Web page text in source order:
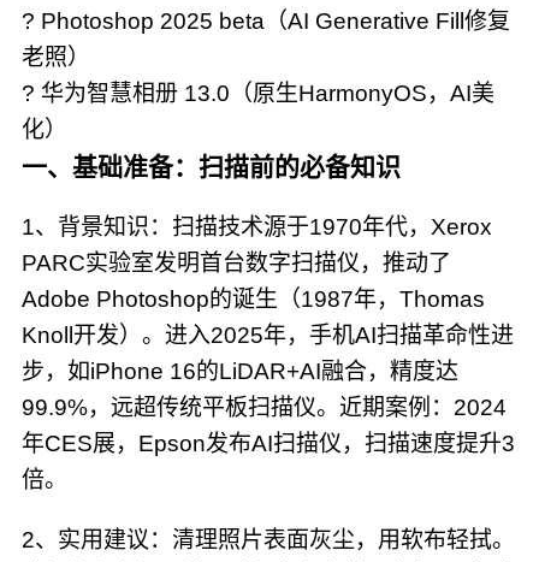
? Photoshop 2025 beta（AI Generative Fill修复
老照）
? 华为智慧相册 13.0（原生HarmonyOS，AI美
化）
一、基础准备：扫描前的必备知识
1、背景知识：扫描技术源于1970年代，Xerox
PARC实验室发明首台数字扫描仪，推动了
Adobe Photoshop的诞生（1987年，Thomas
Knoll开发）。进入2025年，手机AI扫描革命性进
步，如iPhone 16的LiDAR+AI融合，精度达
99.9%，远超传统平板扫描仪。近期案例：2024
年CES展，Epson发布AI扫描仪，扫描速度提升3
倍。
2、实用建议：清理照片表面灰尘，用软布轻拭。